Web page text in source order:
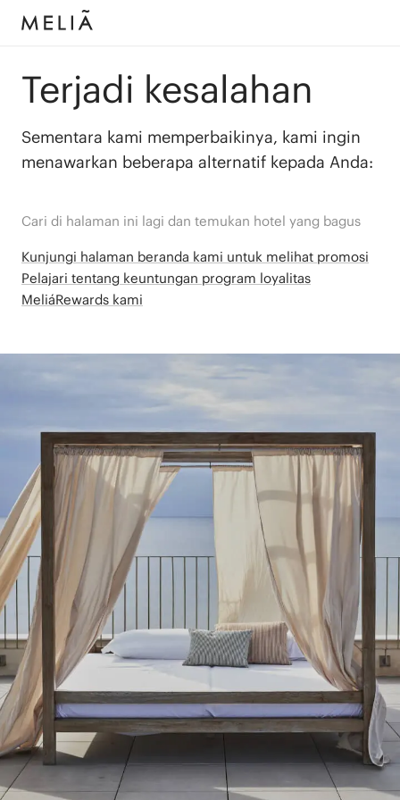
Terjadi kesalahan
Sementara kami memperbaikinya, kami ingin
menawarkan beberapa alternatif kepada Anda:
Cari di halaman ini lagi dan temukan hotel yang bagus
Kunjungi halaman beranda kami untuk melihat promosi
Pelajari tentang keuntungan program loyalitas
MeliáRewards kami